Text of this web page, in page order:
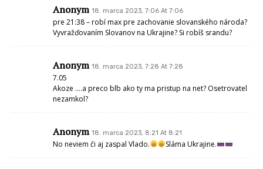
Anonym 18. marca 2023, 7:06 At 7:06
pre 21:38 – robí max pre zachovanie slovanského národa?
Vyvražďovaním Slovanov na Ukrajine? Si robíš srandu?
Anonym 18. marca 2023, 7:28 At 7:28
7.05
Akoze ….a preco blb ako ty ma pristup na net? Osetrovatel
nezamkol?
Anonym 18. marca 2023, 8:21 At 8:21
No neviem či aj zaspal Vlado. Sláma Ukrajine.